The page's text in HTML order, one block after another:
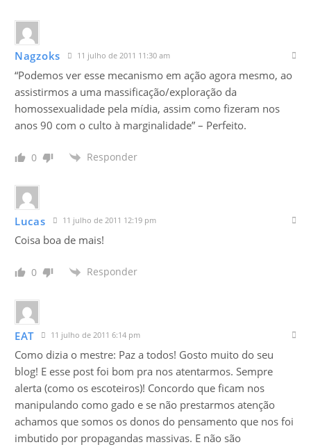
Nagzoks 11 julho de 2011 11:30 am
“Podemos ver esse mecanismo em ação agora mesmo, ao
assistirmos a uma massificação/exploração da
homossexualidade pela mídia, assim como fizeram nos
anos 90 com o culto à marginalidade” – Perfeito.
0 Responder
Lucas 11 julho de 2011 12:19 pm
Coisa boa de mais!
0 Responder
EAT 11 julho de 2011 6:14 pm
Como dizia o mestre: Paz a todos! Gosto muito do seu
blog! E esse post foi bom pra nos atentarmos. Sempre
alerta (como os escoteiros)! Concordo que ficam nos
manipulando como gado e se não prestarmos atenção
achamos que somos os donos do pensamento que nos foi
imbutido por propagandas massivas. E não são